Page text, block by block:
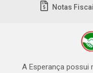
Notas
A Esperança possui